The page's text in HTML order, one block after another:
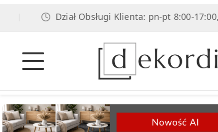
Dział Obsługi Klienta: pn-pt 8:00-17:00, sob